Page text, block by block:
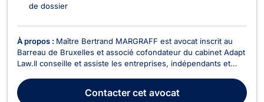
de dossier
À propos : Maître Bertrand MARGRAFF est avocat inscrit au
Barreau de Bruxelles et associé cofondateur du cabinet Adapt
Law.Il conseille et assiste les entreprises, indépendants et
rédaction et l'exécution de contrats ainsi que dans le cadre les
litiges pouvant survenir entre profess...
Contactercet avocat